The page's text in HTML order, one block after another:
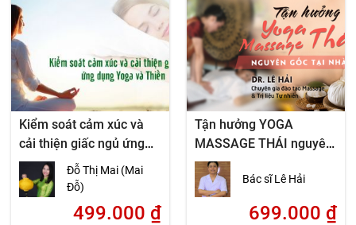
Kiểm soát cảm xúc và
cải thiện giấc ngủ ứng
dụng Yoga và Thiền
Đỗ Thị Mai (Mai
Đỗ)
499.000 ₫
Tận hưởng YOGA
MASSAGE THÁI nguyên
gốc ngay tại nhà
Bác sĩ Lê Hải
699.000 ₫